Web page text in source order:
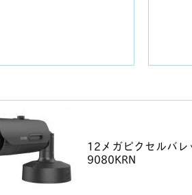
12メガピクセルバ
9080KRN